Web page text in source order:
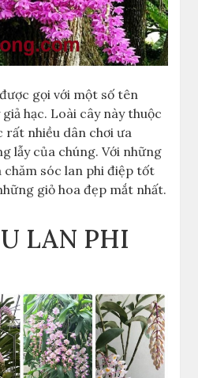
gọi với một số tên
hạc. Loài cây này thuộc
rất nhiều dân chơi ưa
lẫy của chúng. Với những
sóc lan phi điệp tốt
giỏ hoa đẹp mắt nhất.
LAN PHI